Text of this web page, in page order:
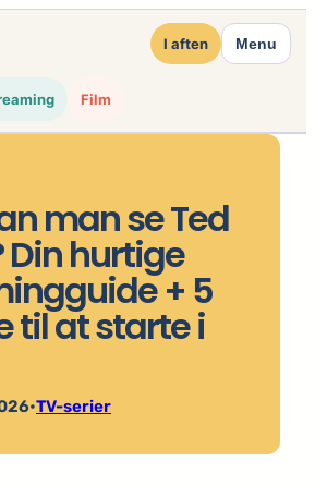
I aften Menu
Film
man se Ted
Din hurtige
+ 5
til at starte i
•TV-serier